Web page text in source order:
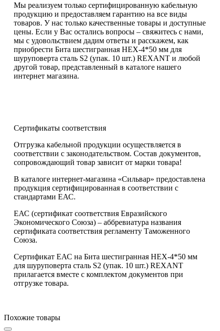
Мы реализуем только сертифицированную кабельную
продукцию и предоставляем гарантию на все виды
товаров. У нас только качественные товары и доступные
цены. Если у Вас остались вопросы – свяжитесь с нами,
мы с удовольствием дадим ответы и расскажем, как
приобрести Бита шестигранная HEX-4*50 мм для
шуруповерта сталь S2 (упак. 10 шт.) REXANT и любой
другой товар, представленный в каталоге нашего
интернет магазина.
Сертификаты соответствия
Отгрузка кабельной продукции осуществляется в
соответствии с законодательством. Состав документов,
сопровождающий товар зависит от марки товара!
В каталоге интернет-магазина «Сильвар» предоставлена
продукция сертифицированная в соответствии с
стандартами ЕАС.
ЕАС (сертификат соответствия Евразийского
Экономического Союза) – аббревиатура названия
сертификата соответствия регламенту Таможенного
Союза.
Сертификат ЕАС на Бита шестигранная HEX-4*50 мм
для шуруповерта сталь S2 (упак. 10 шт.) REXANT
прилагается вместе с комплектом документов при
отгрузке товара.
Похожие товары